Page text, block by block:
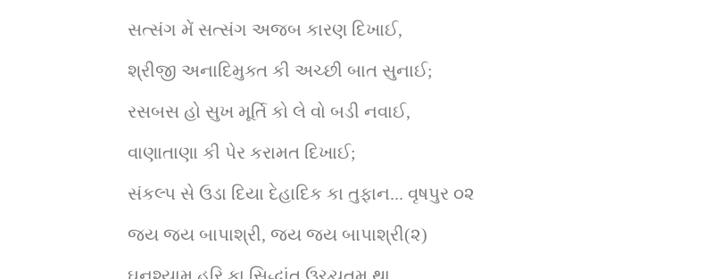
સત્સંગ મેં સત્સંગ અજબ કારણ દિખાઈ,
શ્રીજી અનાદિમુક્ત કી અચ્છી બાત સુનાઈ;
રસબસ હો સુખ મૂર્તિ કો લે વો બડી નવાઈ,
વાણાતાણા કી પેર કરામત દિખાઈ;
સંકલ્પ સે ઉડા દિયા દેહાદિક કા તુફાન... વૃષપુર ૦૨
જય જય બાપાશ્રી, જય જય બાપાશ્રી(૨)